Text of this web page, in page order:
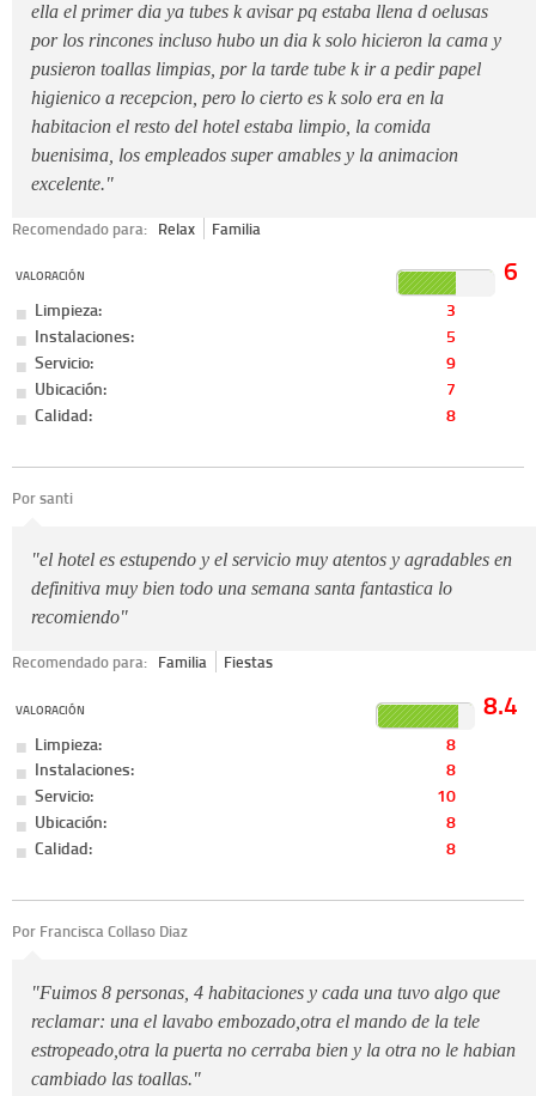
ella el primer dia ya tubes k avisar pq estaba llena d oelusas
por los rincones incluso hubo un dia k solo hicieron la cama y
pusieron toallas limpias, por la tarde tube k ir a pedir papel
higienico a recepcion, pero lo cierto es k solo era en la
habitacion el resto del hotel estaba limpio, la comida
buenisima, los empleados super amables y la animacion
excelente."
Recomendado para: Relax Familia
VALORACIÓN 6
Limpieza:
3
Instalaciones:
5
Servicio:
9
Ubicación:
7
Calidad:
8
Por santi
"el hotel es estupendo y el servicio muy atentos y agradables en
definitiva muy bien todo una semana santa fantastica lo
recomiendo"
Recomendado para: Familia Fiestas
VALORACIÓN 8.4
Limpieza:
8
Instalaciones:
8
Servicio:
10
Ubicación:
8
Calidad:
8
Por Francisca Collaso Diaz
"Fuimos 8 personas, 4 habitaciones y cada una tuvo algo que
reclamar: una el lavabo embozado,otra el mando de la tele
estropeado,otra la puerta no cerraba bien y la otra no le habian
cambiado las toallas."